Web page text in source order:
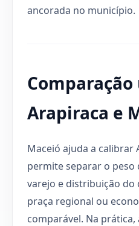
ancorada no município.
Arapiraca e
Maceió ajuda a calibrar
permite separar o peso
varejo e distribuição do
praça regional ou
comparável. Na